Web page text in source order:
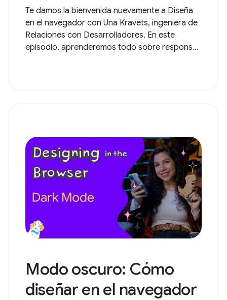
Te damos la bienvenida nuevamente a Diseña
en el navegador con Una Kravets, ingeniera de
Relaciones con Desarrolladores. En este
episodio, aprenderemos todo sobre respons...
Modo oscuro: Cómo
diseñar en el navegador